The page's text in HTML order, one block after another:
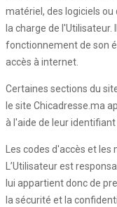
matériel, des logiciels ou
la charge de l'Utilisateur.
fonctionnement de son
accès à internet.
Certaines sections du
le site Chicadresse.ma
à l'aide de leur
Les codes d'accès et
L’Utilisateur est
lui appartient donc de
la sécurité et la